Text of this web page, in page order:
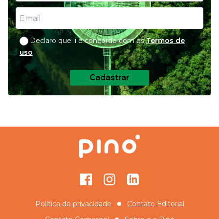
Declaro que li e concordo com os Termos de
uso
Cadastrar
FacebookInstagramGitHub
Política de privacidade
Contato Editorial